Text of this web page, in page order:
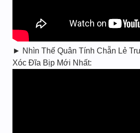
► Nhìn Thế Quân Tính Chẵn Lẻ
Xóc Đĩa Bịp Mới Nhất: